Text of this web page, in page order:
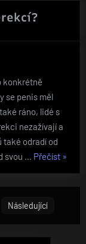
konkrétně
se penis měl
ráno, lidé s
nezažívají a
také odradí od
svou … Přečíst„Trápí
»
Následující